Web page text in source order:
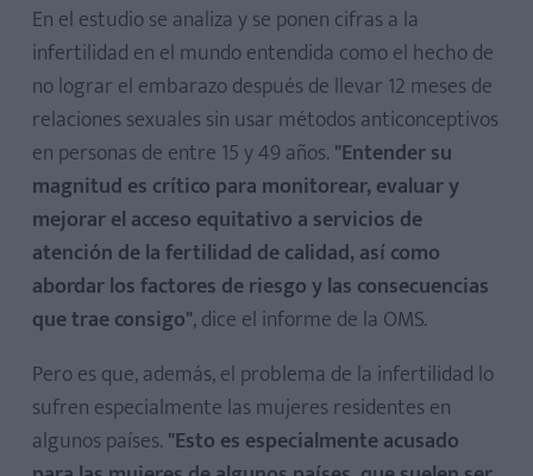
En el estudio se analiza y se ponen cifras a la
infertilidad en el mundo entendida como el hecho de
no lograr el embarazo después de llevar 12 meses de
relaciones sexuales sin usar métodos anticonceptivos
en personas de entre 15 y 49 años. "Entender su
magnitud es crítico para monitorear, evaluar y
mejorar el acceso equitativo a servicios de
atención de la fertilidad de calidad, así como
abordar los factores de riesgo y las consecuencias
que trae consigo", dice el informe de la OMS.
Pero es que, además, el problema de la infertilidad lo
sufren especialmente las mujeres residentes en
algunos países. "Esto es especialmente acusado